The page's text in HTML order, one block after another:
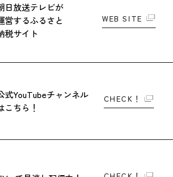
日放送テレビが
営するふるさと
税サイト
WEB SITE
式YouTubeチャンネル
こちら！
CHECK！